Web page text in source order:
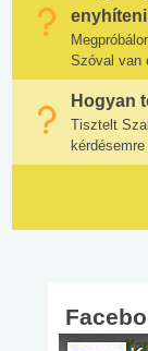
Szóval van
Hogyan
Tisztelt
kérdésemre